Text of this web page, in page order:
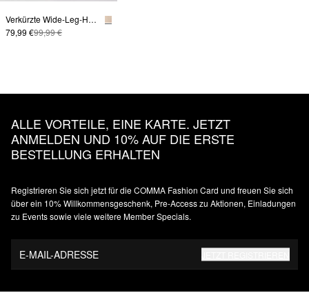
Verkürzte Wide-Leg-Hose aus Cord im Relaxed Fit
79,99 €99,99 €
ALLE VORTEILE, EINE KARTE. JETZT
ANMELDEN UND 10% AUF DIE ERSTE
BESTELLUNG ERHALTEN
Registrieren Sie sich jetzt für die COMMA Fashion Card und freuen Sie sich
über ein 10% Willkommensgeschenk, Pre-Access zu Aktionen, Einladungen
zu Events sowie viele weitere Member Specials.
E-MAIL-ADRESSE